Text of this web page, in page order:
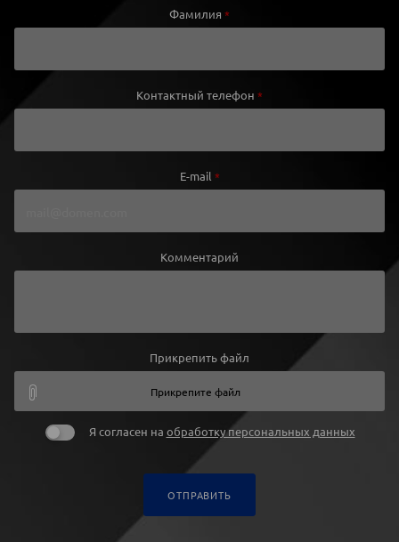
Фамилия *
Контактный телефон *
E-mail *
Комментарий
Прикрепить файл
Прикрепите файл
Я согласен на обработку персональных данных
ОТПРАВИТЬ